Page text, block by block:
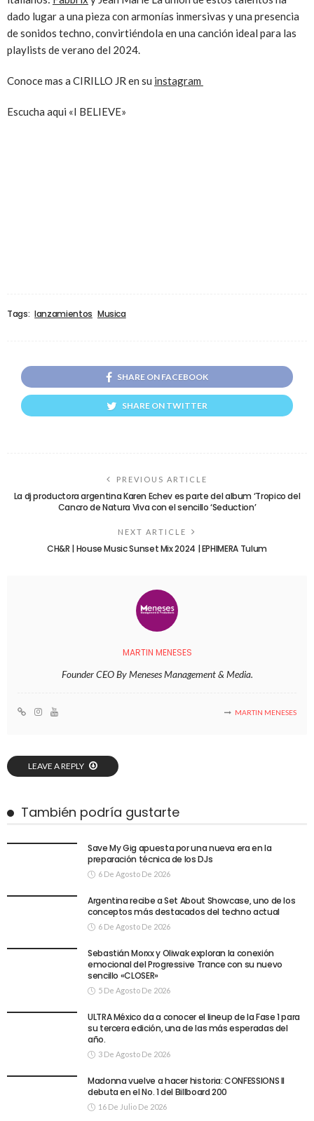
dado lugar a una pieza con armonías inmersivas y una presencia
de sonidos techno, convirtiéndola en una canción ideal para las
playlists de verano del 2024.
Conoce mas a CIRILLO JR en su instagram
Escucha aqui «I BELIEVE»
Tags: lanzamientos Musica
SHARE ON FACEBOOK
SHARE ON TWITTER
PREVIOUS ARTICLE
La dj productora argentina Karen Echev es parte del album ‘Tropico del
Cancro de Natura Viva con el sencillo ‘Seduction’
NEXT ARTICLE
CH&R | House Music Sunset Mix 2024 | ‪EPHIMERA Tulum‬
MARTIN MENESES
Founder CEO By Meneses Management & Media.
MARTIN MENESES
LEAVE A REPLY
También podría gustarte
Save My Gig apuesta por una nueva era en la
preparación técnica de los DJs
6 De Agosto De 2026
Argentina recibe a Set About Showcase, uno de los
conceptos más destacados del techno actual
6 De Agosto De 2026
Sebastián Morxx y Oliwak exploran la conexión
emocional del Progressive Trance con su nuevo
sencillo «CLOSER»
5 De Agosto De 2026
ULTRA México da a conocer el lineup de la Fase 1 para
su tercera edición, una de las más esperadas del
año.
3 De Agosto De 2026
Madonna vuelve a hacer historia: CONFESSIONS II
debuta en el No. 1 del Billboard 200
16 De Julio De 2026